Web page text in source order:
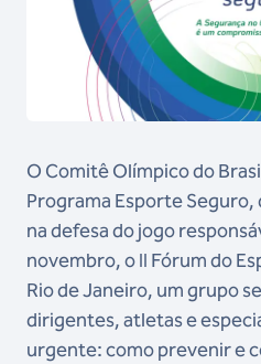
O Comitê Olímpico do
Programa Esporte
na defesa do jogo
novembro, o II Fórum do
Rio de Janeiro, um grupo
dirigentes, atletas e
urgente: como prevenir e